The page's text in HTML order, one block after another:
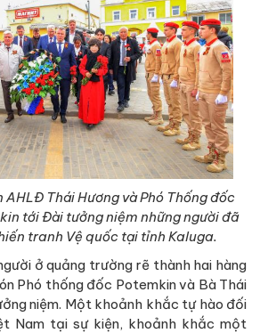
AHLĐ Thái Hương và Phó Thống đốc
tới Đài tưởng niệm những người đã
tranh Vệ quốc tại tỉnh Kaluga.
ở quảng trường rẽ thành hai hàng
Phó thống đốc Potemkin và Bà Thái
niệm. Một khoảnh khắc tự hào đối
Nam tại sự kiện, khoảnh khắc một